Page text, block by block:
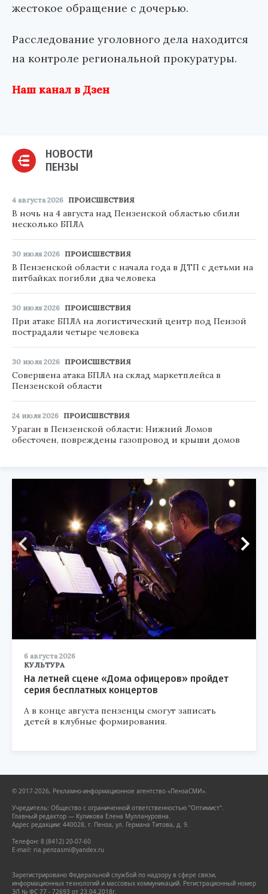
жестокое обращение с дочерью.
Расследование уголовного дела находится
на контроле региональной прокуратуры.
Наш канал в Дзен
НОВОСТИ
ПЕНЗЫ
4 августа 2026 ПРОИСШЕСТВИЯ
В ночь на 4 августа над Пензенской областью сбили
несколько БПЛА
30 июля 2026 ПРОИСШЕСТВИЯ
В Пензенской области с начала года в ДТП с детьми на
питбайках погибли два человека
30 июля 2026 ПРОИСШЕСТВИЯ
При атаке БПЛА на логистический центр под Пензой
пострадали четыре человека
30 июля 2026 ПРОИСШЕСТВИЯ
Совершена атака БПЛА на склад маркетплейса в
Пензенской области
24 июля 2026 ПРОИСШЕСТВИЯ
Ураган в Пензенской области: Нижний Ломов
обесточен, повреждены газопровод и крыши домов
6 августа 2026
КУЛЬТУРА
На летней сцене «Дома офицеров» пройдет
серия бесплатных концертов
А в конце августа пензенцы смогут записать
детей в клубные формирования.
© 2017-2026, Рекламно-информационное агентство «ПензаСМИ».
Учредитель: Общество с ограниченной ответственностью "Оптимист".
Главный редактор — Куликова Елена Муллануровна.
Адрес редакции: 440028, г. Пенза, ул. Германа Титова, д. 9.
Телефон: 8 (8412) 20-07-60
E-mail: ria.penzasmi@yandex.ru
Зарегистрировано Федеральной службой по надзору в сфере связи,
информационных технологий и массовых коммуникаций. Регистрационный номер
ЭЛ № ФС 77 - 72693 от 23.04.2018г.